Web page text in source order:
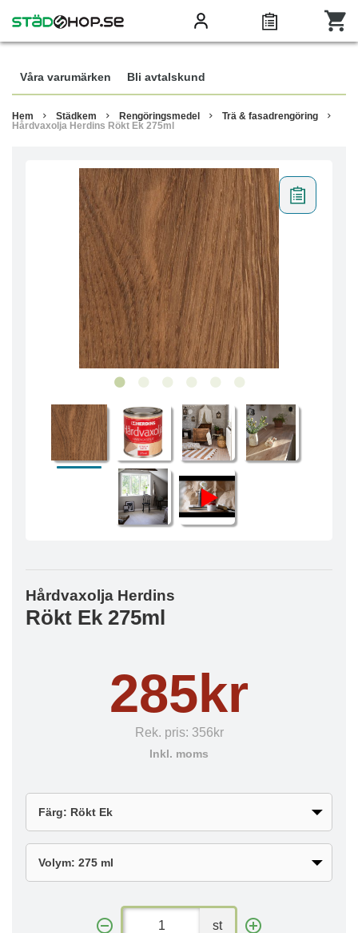
Våra varumärken Bli avtalskund
Hem Städkem Rengöringsmedel
Trä & fasadrengöring
Hårdvaxolja Herdins Rökt Ek 275ml
Hårdvaxolja Herdins
Rökt Ek 275ml
285kr
Rek. pris: 356kr
Inkl. moms
st